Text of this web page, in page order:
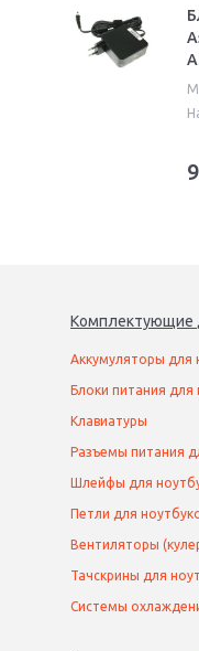
Комплектующие
Аккумуляторы для
Блоки питания для
Клавиатуры
Разъемы питания
Шлейфы для
Петли для
Вентиляторы
Тачскрины для
Системы